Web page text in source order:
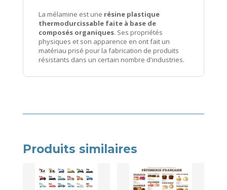
La mélamine est une résine plastique
thermodurcissable faite à base de
composés organiques. Ses propriétés
physiques et son apparence en ont fait un
matériau prisé pour la fabrication de produits
résistants dans un certain nombre d'industries.
Produits similaires